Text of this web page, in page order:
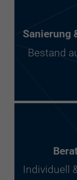
Sanierung
Bestand
Individuell